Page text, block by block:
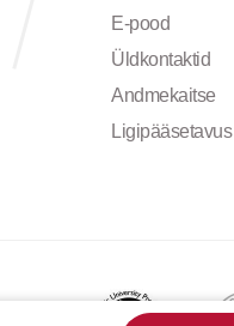
E-pood
Üldkontaktid
Andmekaitse
Ligipääsetavus